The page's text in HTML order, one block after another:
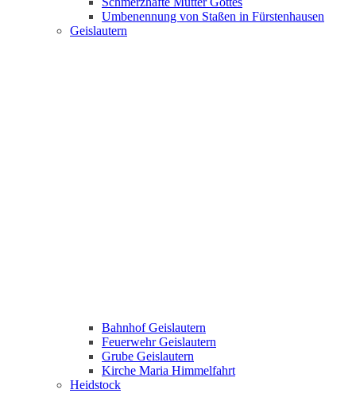
Umbenennung von Staßen in Fürstenhausen
Geislautern
Bahnhof Geislautern
Feuerwehr Geislautern
Grube Geislautern
Kirche Maria Himmelfahrt
Heidstock